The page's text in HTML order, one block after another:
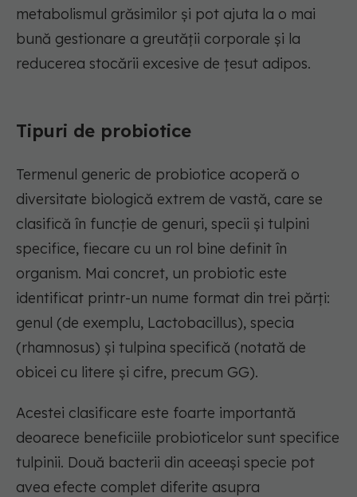
metabolismul grăsimilor și pot ajuta la o mai
bună gestionare a greutății corporale și la
reducerea stocării excesive de țesut adipos.
Tipuri de probiotice
Termenul generic de probiotice acoperă o
diversitate biologică extrem de vastă, care se
clasifică în funcție de genuri, specii și tulpini
specifice, fiecare cu un rol bine definit în
organism. Mai concret, un probiotic este
identificat printr-un nume format din trei părți:
genul (de exemplu, Lactobacillus), specia
(rhamnosus) și tulpina specifică (notată de
obicei cu litere și cifre, precum GG).
Acestei clasificare este foarte importantă
deoarece beneficiile probioticelor sunt specifice
tulpinii. Două bacterii din aceeași specie pot
avea efecte complet diferite asupra